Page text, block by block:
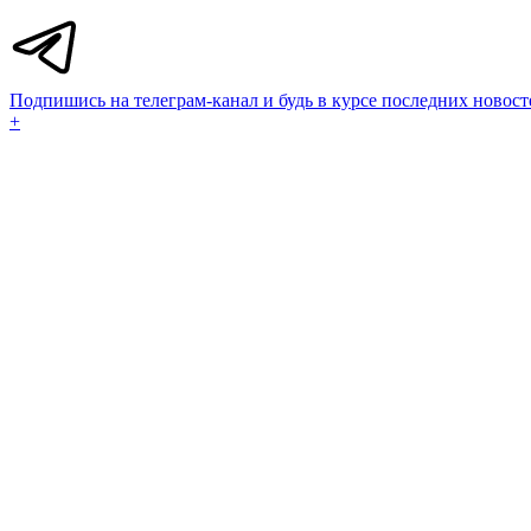
Подпишись на телеграм-канал и будь в курсе последних
+